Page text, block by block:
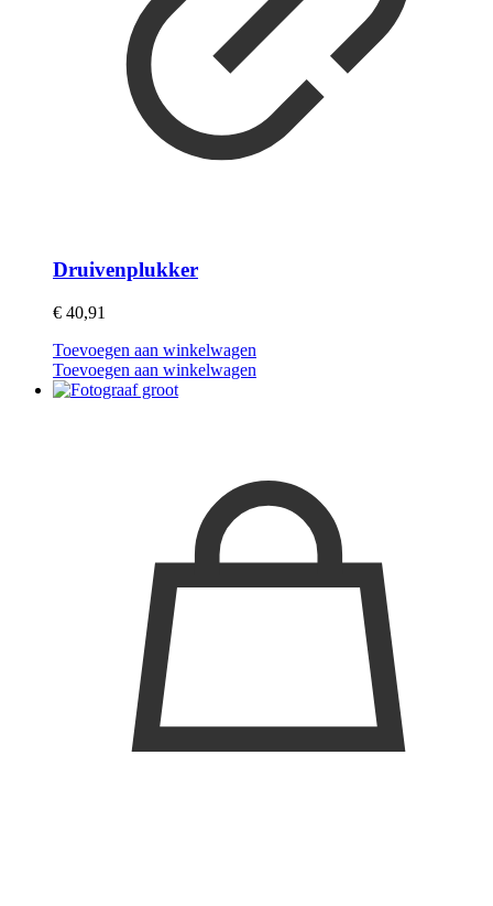
Druivenplukker
€ 40,91
Toevoegen aan winkelwagen
Toevoegen aan winkelwagen